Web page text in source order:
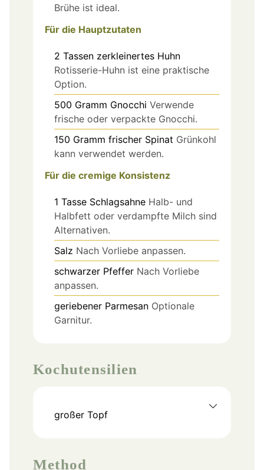
Brühe ist ideal.
Für die Hauptzutaten
2 Tassen zerkleinertes Huhn
Rotisserie-Huhn ist eine praktische
Option.
500 Gramm Gnocchi Verwende
frische oder verpackte Gnocchi.
150 Gramm frischer Spinat Grünkohl
kann verwendet werden.
Für die cremige Konsistenz
1 Tasse Schlagsahne Halb- und
Halbfett oder verdampfte Milch sind
Alternativen.
Salz Nach Vorliebe anpassen.
schwarzer Pfeffer Nach Vorliebe
anpassen.
geriebener Parmesan Optionale
Garnitur.
Kochutensilien
großer Topf
Method